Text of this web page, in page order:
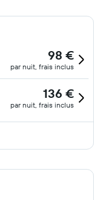
98 €
par nuit, frais inclus
136 €
par nuit, frais inclus